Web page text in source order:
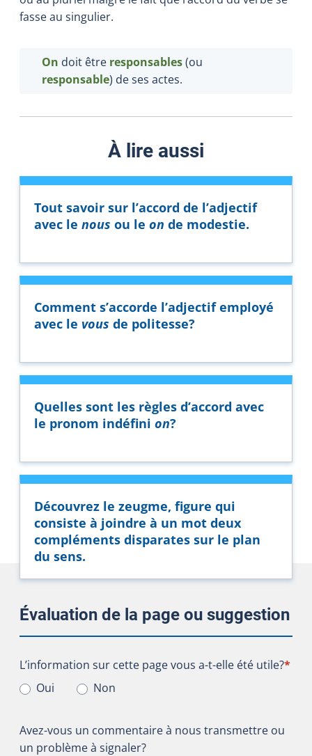
fasse au singulier.
On doit être responsables(ou
responsable) de ses actes.
À lire aussi
Tout savoir sur l’accord de l’adjectif
avec le nous ou le on de modestie.
Comment s’accorde l’adjectif employé
avec le vous de politesse?
Quelles sont les règles d’accord avec
le pronom indéfini on?
Découvrez le zeugme, figure qui
consiste à joindre à un mot deux
compléments disparates sur le plan
du sens.
Évaluation de la page ou suggestion
L’information sur cette page vous a-t-elle été utile?
L’information sur cette page vous a-t-elle été utile?*
Oui
Non
Avez-vous un commentaire à nous transmettre ou
un problème à signaler?